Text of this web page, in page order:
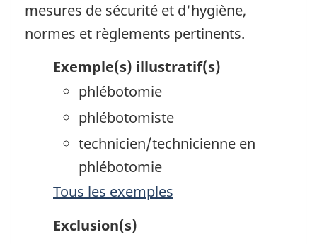
mesures de sécurité et d'hygiène,
normes et règlements pertinents.
Exemple(s) illustratif(s)
phlébotomie
phlébotomiste
technicien/technicienne en
phlébotomie
Tous les exemples
Exclusion(s)